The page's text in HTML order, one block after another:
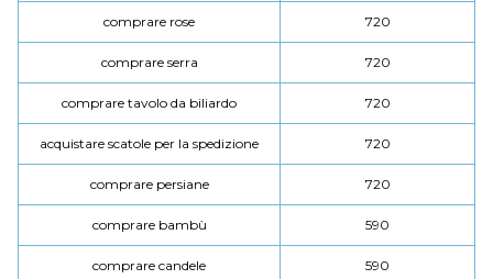
comprare rose 720
comprare serra 720
comprare tavolo da biliardo 720
acquistare scatole per la spedizione 720
comprare persiane 720
comprare bambù 590
comprare candele 590